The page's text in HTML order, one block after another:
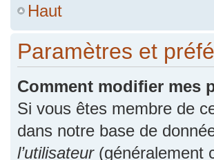
Haut
Paramètres et
Comment modifier mes
Si vous êtes membre de
dans notre base de
l’utilisateur(généralement